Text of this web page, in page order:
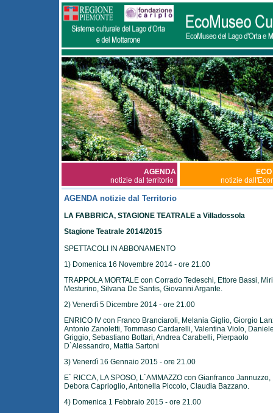
AGENDA
notizie dal territorio
notizie
AGENDA notizie dal Territorio
LA FABBRICA, STAGIONE TEATRALE a Villadossola
Stagione Teatrale 2014/2015
SPETTACOLI IN ABBONAMENTO
1) Domenica 16 Novembre 2014 - ore 21.00
TRAPPOLA MORTALE con Corrado Tedeschi, Ettore Bassi,
Mesturino, Silvana De Santis, Giovanni Argante.
2) Venerdì 5 Dicembre 2014 - ore 21.00
ENRICO IV con Franco Branciaroli, Melania Giglio, Giorgio
Antonio Zanoletti, Tommaso Cardarelli, Valentina Violo,
Griggio, Sebastiano Bottari, Andrea Carabelli, Pierpaolo
D`Alessandro, Mattia Sartoni
3) Venerdì 16 Gennaio 2015 - ore 21.00
E` RICCA, LA SPOSO, L`AMMAZZO con Gianfranco Jannuzzo,
Debora Caprioglio, Antonella Piccolo, Claudia Bazzano.
4) Domenica 1 Febbraio 2015 - ore 21.00